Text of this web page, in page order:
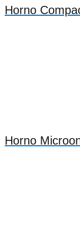
Horno
Horno